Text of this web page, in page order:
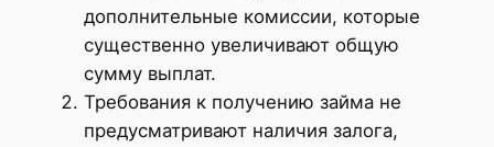
дополнительные комиссии, которые
существенно увеличивают общую
сумму выплат.
Требования к получению займа не
предусматривают наличия залога,